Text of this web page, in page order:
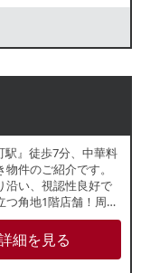
駅』徒歩7分、中華料
件のご紹介です。
沿い、視認性良好で
つ角地1階店舗！周辺
が多く、近隣住民の
食需要が期待できま
以外のご相談も可能
細を見る